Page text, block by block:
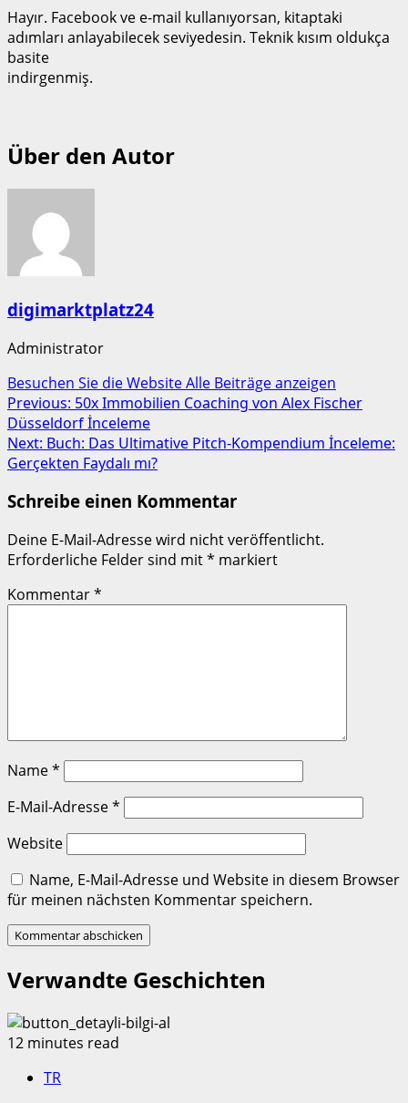
Hayır. Facebook ve e‑mail kullanıyorsan, kitaptaki
adımları anlayabilecek seviyedesin. Teknik kısım oldukça
basite
indirgenmiş.
Über den Autor
digimarktplatz24
Administrator
Besuchen Sie die WebsiteAlle Beiträge anzeigen
Post
navigation
Previous: 50x Immobilien Coaching von Alex Fischer
Düsseldorf İnceleme
Next: Buch: Das Ultimative Pitch-Kompendium İnceleme:
Gerçekten Faydalı mı?
Schreibe einen Kommentar
Deine E-Mail-Adresse wird nicht veröffentlicht.
Erforderliche Felder sind mit* markiert
Kommentar*
Name*
E-Mail-Adresse*
Website
Name, E-Mail-Adresse und Website in diesem Browser
für meinen nächsten Kommentar speichern.
Verwandte Geschichten
12 minutes read
TR